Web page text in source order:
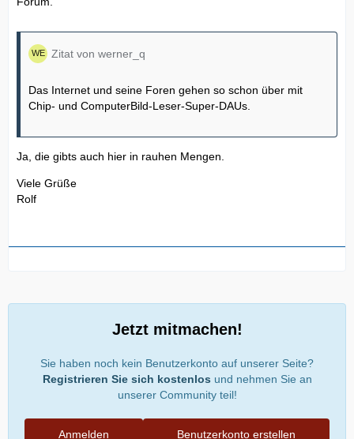
Zitat von werner_q
Das Internet und seine Foren gehen so schon über mit
Chip- und ComputerBild-Leser-Super-DAUs.
Ja, die gibts auch hier in rauhen Mengen.
Viele Grüße
Rolf
Jetzt mitmachen!
Sie haben noch kein Benutzerkonto auf unserer Seite?
Registrieren Sie sich kostenlos und nehmen Sie an
unserer Community teil!
Benutzerkonto erstellen
Anmelden